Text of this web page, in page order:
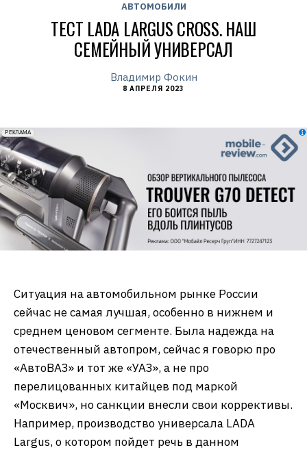
АВТОМОБИЛИ
ТЕСТ LADA LARGUS CROSS. НАШ
СЕМЕЙНЫЙ УНИВЕРСАЛ
Владимир Фокин
8 АПРЕЛЯ 2023
erid: 2VfnxxmNzs5
РЕКЛАМА
Ситуация на автомобильном рынке России
сейчас не самая лучшая, особенно в нижнем и
среднем ценовом сегменте. Была надежда на
отечественный автопром, сейчас я говорю про
«АвтоВАЗ» и тот же «УАЗ», а не про
перелицованных китайцев под маркой
«Москвич», но санкции внесли свои коррективы.
Например, производство универсала LADA
Largus, о котором пойдет речь в данном